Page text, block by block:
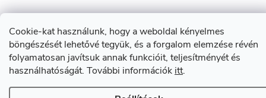
Cookie-kat használunk, hogy a weboldal kényelmes
böngészését lehetővé tegyük, és a forgalom elemzése révén
folyamatosan javítsuk annak funkcióit, teljesítményét és
használhatóságát. További információk itt.